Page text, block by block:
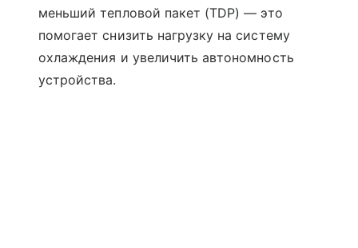
меньший тепловой пакет (TDP) — это
помогает снизить нагрузку на систему
охлаждения и увеличить автономность
устройства.